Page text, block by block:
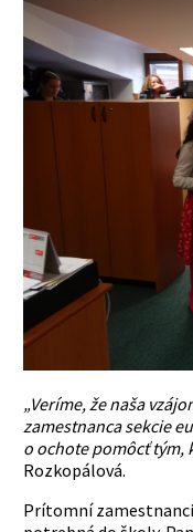
„Veríme, že naša
zamestnanca sekcie
o ochote pomôcť tým,
Rozkopálová.
Prítomní